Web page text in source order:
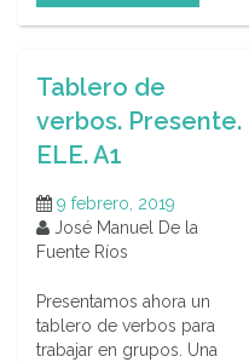
Tablero de
verbos. Presente.
ELE. A1
9 febrero, 2019
José Manuel De la
Fuente Ríos
Presentamos ahora un
tablero de verbos para
trabajar en grupos. Una